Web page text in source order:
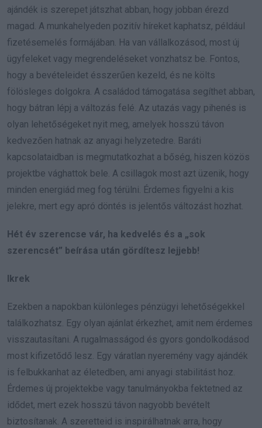
ajándék is szerepet játszhat abban, hogy jobban érezd
magad. A munkahelyeden pozitív híreket kaphatsz, például
fizetésemelés formájában. Ha van vállalkozásod, most új
ügyfeleket vagy megrendeléseket vonzhatsz be. Fontos,
hogy a bevételeidet ésszerűen kezeld, és ne költs
fölösleges dolgokra. A családod támogatása segíthet abban,
hogy bátran lépj a változás felé. Az utazás vagy pihenés is
olyan lehetőségeket nyit meg, amelyek hosszú távon
kedvezően hatnak az anyagi helyzetedre. Baráti
kapcsolataidban is megmutatkozhat a bőség, hiszen közös
projektbe vághattok bele. A csillagok most azt üzenik, hogy
minden energiád meg fog térülni. Érdemes figyelni a kis
jelekre, mert egy apró döntés is jelentős változást hozhat.
Hét év szerencse vár, ha kedvelés és a „sok
szerencsét” beírása után gördítesz lejjebb!
Ikrek
Ezekben a napokban különleges pénzügyi lehetőségekkel
találkozhatsz. Egy olyan ajánlat érkezhet, amit nem érdemes
visszautasítani. A rugalmasságod és gyors gondolkodásod
most kifizetődő lesz. Egy váratlan nyeremény vagy ajándék
is felbukkanhat az életedben, ami anyagi stabilitást hoz.
Érdemes új projektekbe vagy tanulmányokba fektetned az
idődet, mert ezek hosszú távon nagyobb bevételt
biztosítanak. A szeretteid is inspirálhatnak arra, hogy